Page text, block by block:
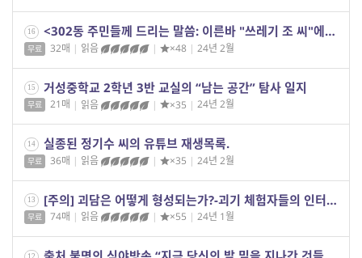
16 <302동 주민들께 드리는 말씀: 이른바 "쓰레기 조 씨"에 대해서>
무료 32매 | 읽음 | ×48 | 24년 2월
15 거성중학교 2학년 3반 교실의 “남는 공간” 탐사 일지
무료 21매 | 읽음 | ×35 | 24년 2월
14 실종된 정기수 씨의 유튜브 재생목록.
무료 36매 | 읽음 | ×35 | 24년 2월
13 [주의] 괴담은 어떻게 형성되는가?-괴기 체험자들의 인터뷰, 그리고 기억의 변형
무료 74매 | 읽음 | ×55 | 24년 1월
12